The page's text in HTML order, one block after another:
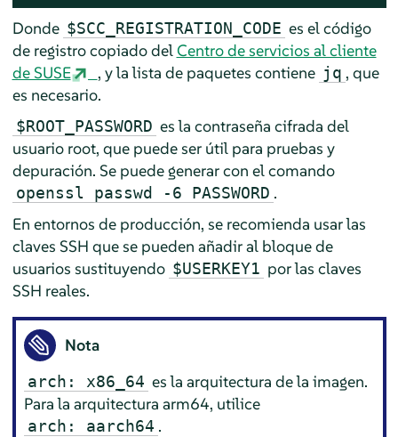
Donde $SCC_REGISTRATION_CODE es el código
de registro copiado delCentro de servicios al cliente
de SUSE
, y la lista de paquetes contiene jq , que
es necesario.
$ROOT_PASSWORD es la contraseña cifrada del
usuario root, que puede ser útil para pruebas y
depuración. Se puede generar con el comando
openssl passwd -6 PASSWORD .
En entornos de producción, se recomienda usar las
claves SSH que se pueden añadir al bloque de
usuarios sustituyendo $USERKEY1 por las claves
SSH reales.
Nota
arch: x86_64 es la arquitectura de la imagen.
Para la arquitectura arm64, utilice
arch: aarch64 .